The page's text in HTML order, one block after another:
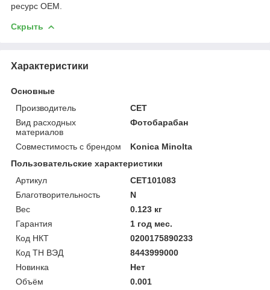
ресурс OEM.
Скрыть
Характеристики
Основные
Производитель
CET
Вид расходных
материалов
Фотобарабан
Совместимость с брендом
Konica Minolta
Пользовательские характеристики
Артикул
CET101083
Благотворительность
N
Вес
0.123 кг
Гарантия
1 год мес.
Код НКТ
0200175890233
Код ТН ВЭД
8443999000
Новинка
Нет
Объём
0.001